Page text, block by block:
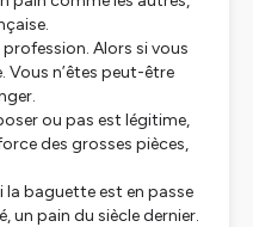
Alors si vous
Vous n’êtes peut-être
ou pas est légitime,
des grosses pièces,
la baguette est en passe
un pain du siècle dernier.